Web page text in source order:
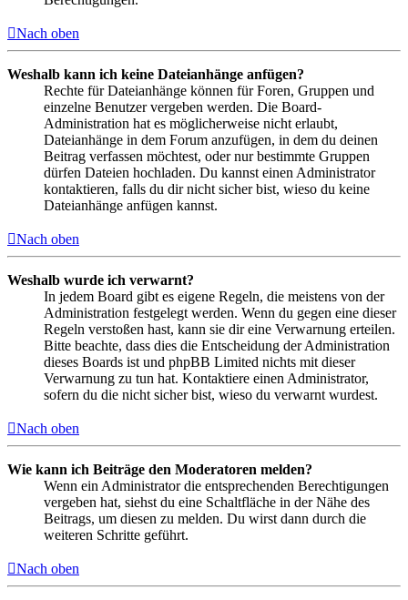
Nach oben
Weshalb kann ich keine Dateianhänge anfügen?
Rechte für Dateianhänge können für Foren, Gruppen und
einzelne Benutzer vergeben werden. Die Board-
Administration hat es möglicherweise nicht erlaubt,
Dateianhänge in dem Forum anzufügen, in dem du deinen
Beitrag verfassen möchtest, oder nur bestimmte Gruppen
dürfen Dateien hochladen. Du kannst einen Administrator
kontaktieren, falls du dir nicht sicher bist, wieso du keine
Dateianhänge anfügen kannst.
Nach oben
Weshalb wurde ich verwarnt?
In jedem Board gibt es eigene Regeln, die meistens von der
Administration festgelegt werden. Wenn du gegen eine dieser
Regeln verstoßen hast, kann sie dir eine Verwarnung erteilen.
Bitte beachte, dass dies die Entscheidung der Administration
dieses Boards ist und phpBB Limited nichts mit dieser
Verwarnung zu tun hat. Kontaktiere einen Administrator,
sofern du die nicht sicher bist, wieso du verwarnt wurdest.
Nach oben
Wie kann ich Beiträge den Moderatoren melden?
Wenn ein Administrator die entsprechenden Berechtigungen
vergeben hat, siehst du eine Schaltfläche in der Nähe des
Beitrags, um diesen zu melden. Du wirst dann durch die
weiteren Schritte geführt.
Nach oben